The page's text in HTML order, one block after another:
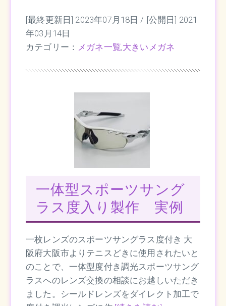
[最終更新日] 2023年07月18日 / [公開日] 2021
年03月14日
カテゴリー： メガネ一覧,大きいメガネ
一体型スポーツサング
ラス度入り製作 実例
一枚レンズのスポーツサングラス度付き 大
阪府大阪市よりテニスどきに使用されたいと
のことで、一体型度付き調光スポーツサング
ラスへのレンズ交換の相談にお越しいただき
ました。シールドレンズをダイレクト加工で